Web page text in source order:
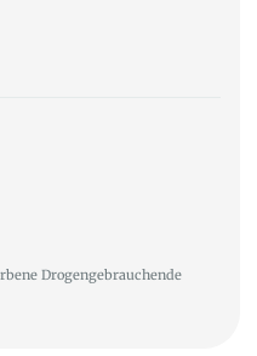
Drogengebrauchende